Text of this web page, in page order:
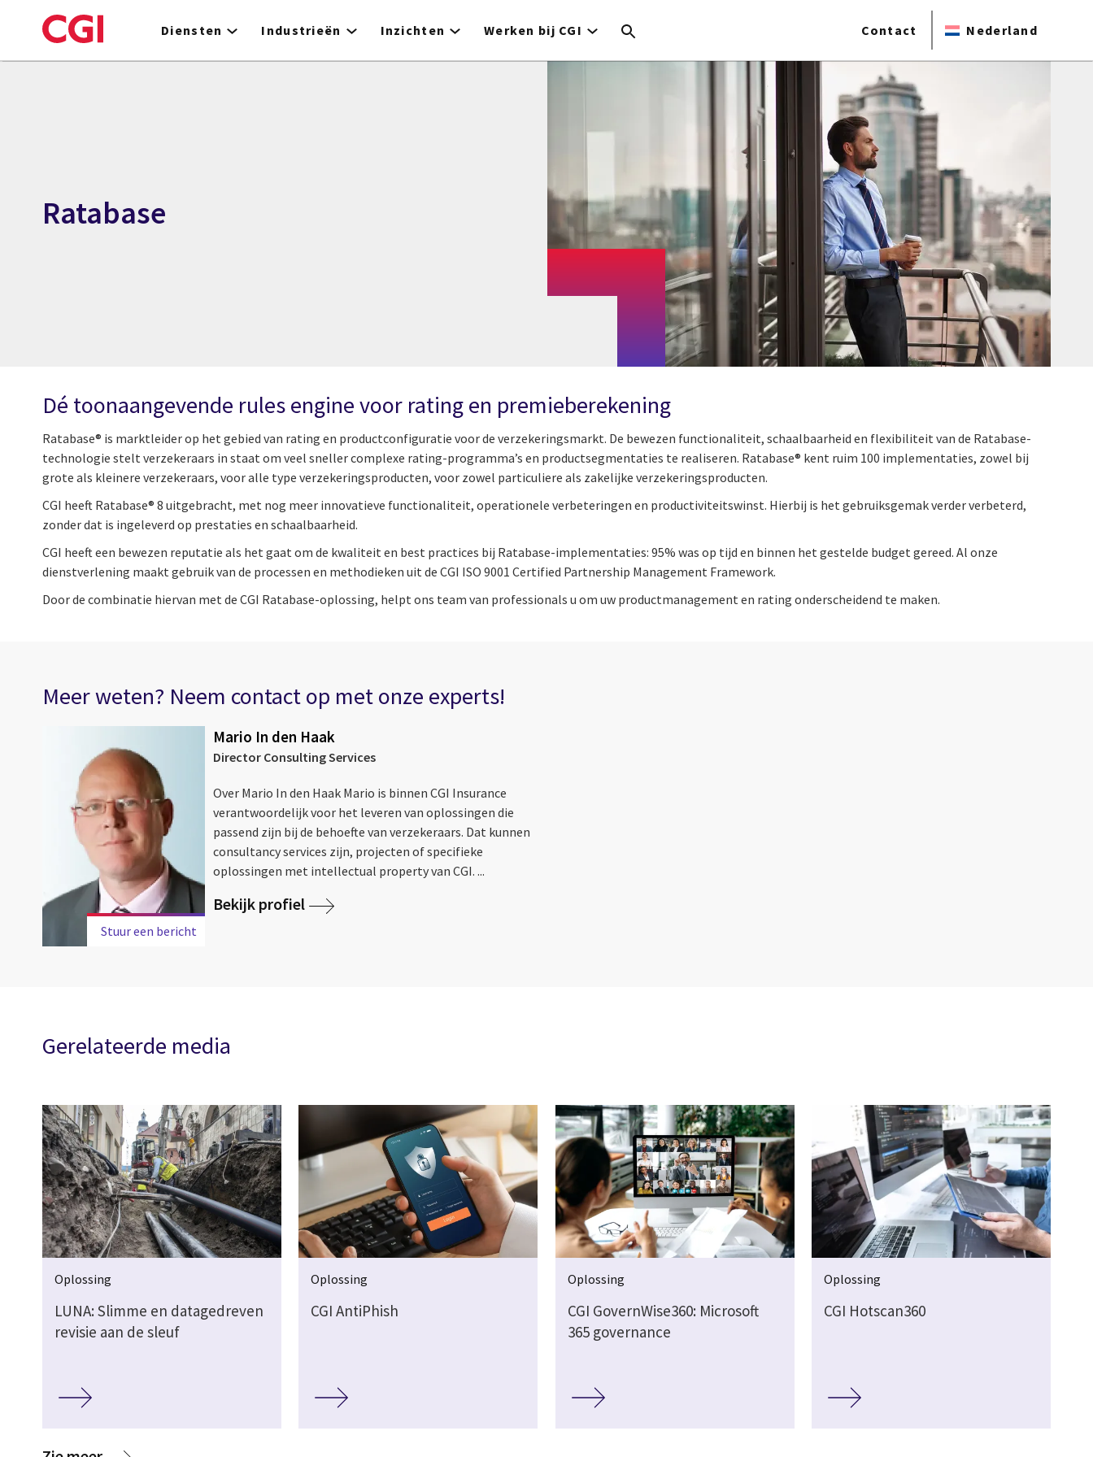
to
Diensten Industrieën Inzichten Werken bij CGI Contact Nederland
Ratabase
Dé toonaangevende rules engine voor rating en premieberekening
Ratabase® is marktleider op het gebied van rating en productconfiguratie voor de verzekeringsmarkt. De bewezen functionaliteit, schaalbaarheid en flexibiliteit van de Ratabase-
technologie stelt verzekeraars in staat om veel sneller complexe rating-programma’s en productsegmentaties te realiseren. Ratabase® kent ruim 100 implementaties, zowel bij
grote als kleinere verzekeraars, voor alle type verzekeringsproducten, voor zowel particuliere als zakelijke verzekeringsproducten.
CGI heeft Ratabase® 8 uitgebracht, met nog meer innovatieve functionaliteit, operationele verbeteringen en productiviteitswinst. Hierbij is het gebruiksgemak verder verbeterd,
zonder dat is ingeleverd op prestaties en schaalbaarheid.
CGI heeft een bewezen reputatie als het gaat om de kwaliteit en best practices bij Ratabase-implementaties: 95% was op tijd en binnen het gestelde budget gereed. Al onze
dienstverlening maakt gebruik van de processen en methodieken uit de CGI ISO 9001 Certified Partnership Management Framework.
Door de combinatie hiervan met de CGI Ratabase-oplossing, helpt ons team van professionals u om uw productmanagement en rating onderscheidend te maken.
Meer weten? Neem contact op met onze experts!
Stuur een bericht
Mario In den Haak
Director Consulting Services
Over Mario In den Haak Mario is binnen CGI Insurance
verantwoordelijk voor het leveren van oplossingen die
passend zijn bij de behoefte van verzekeraars. Dat kunnen
consultancy services zijn, projecten of specifieke
oplossingen met intellectual property van CGI. ...
Bekijk profiel
Gerelateerde media
Oplossing
LUNA: Slimme en datagedreven
revisie aan de sleuf
Oplossing
CGI AntiPhish
Oplossing
CGI GovernWise360: Microsoft
365 governance
Oplossing
CGI Hotscan360